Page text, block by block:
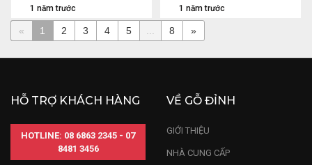
1 năm trước 1 năm trước
« 1 2 3 4 5 ... 8 »
HỖ TRỢ KHÁCH HÀNG
HOTLINE: 08 6863 2345 - 07
8481 3456
VỀ GỖ ĐỈNH
GIỚI THIỆU
NHÀ CUNG CẤP